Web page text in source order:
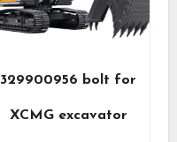
329900956 bolt for
XCMG excavator